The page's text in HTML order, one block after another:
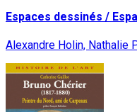
Espaces dessinés /
Alexandre Holin, Nathalie